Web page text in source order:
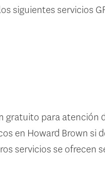
siguientes servicios
gratuito para atención
en Howard Brown si
servicios se ofrecen